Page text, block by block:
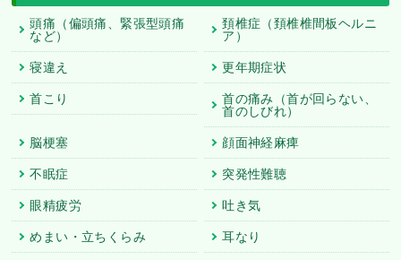
頭痛（偏頭痛、緊張型頭痛
など）
頚椎症（頚椎椎間板ヘルニ
ア）
寝違え 更年期症状
首こり
首の痛み（首が回らない、
首のしびれ）
脳梗塞 顔面神経麻痺
不眠症 突発性難聴
眼精疲労 吐き気
めまい・立ちくらみ 耳なり